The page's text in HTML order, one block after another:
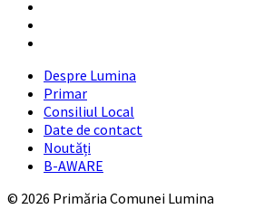
Despre Lumina
Primar
Consiliul Local
Date de contact
Noutăți
B-AWARE
© 2026 Primăria Comunei Lumina